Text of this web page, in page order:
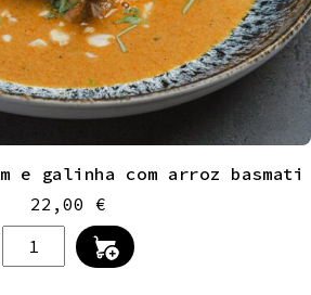
e galinha com arroz basmati
22,00 €
Quantidade
de